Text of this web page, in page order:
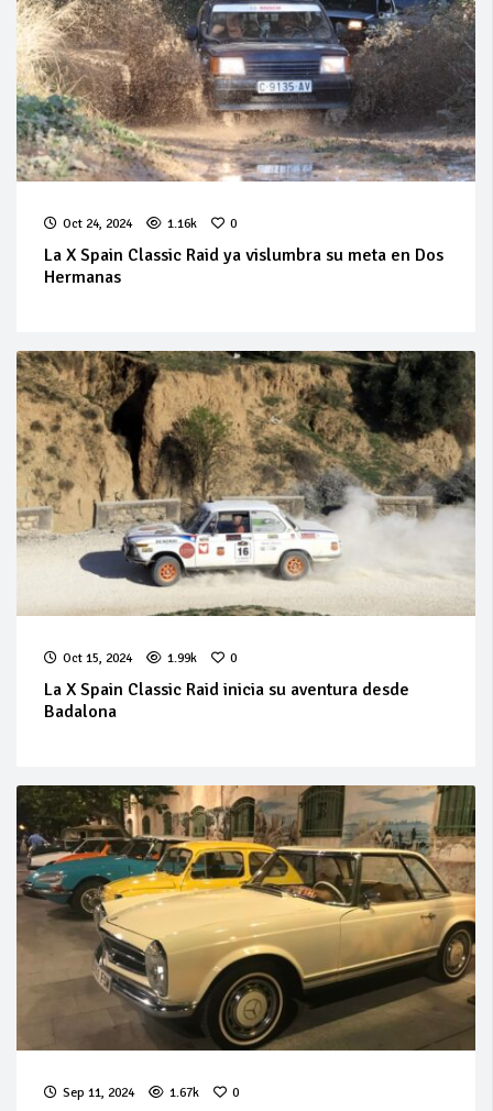
Oct 24, 2024 1.16k 0
La X Spain Classic Raid ya vislumbra su meta en Dos
Hermanas
Oct 15, 2024 1.99k 0
La X Spain Classic Raid inicia su aventura desde
Badalona
Sep 11, 2024 1.67k 0